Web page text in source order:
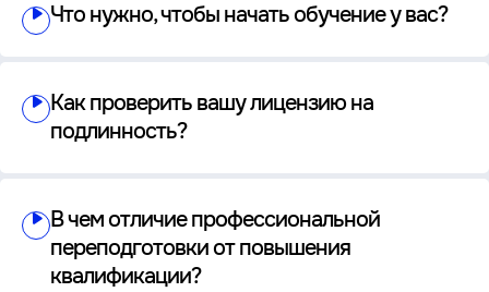
Что нужно, чтобы начать обучение у вас?
Как проверить вашу лицензию на
подлинность?
В чем отличие профессиональной
переподготовки от повышения
квалификации?